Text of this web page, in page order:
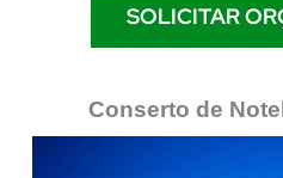
SOLICITAR
Conserto de